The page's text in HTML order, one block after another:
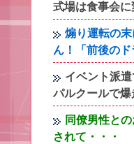
式場は食事会
煽り運転の
ん！「前後の
イベント派
パルクールで
同僚男性と
されて・・・